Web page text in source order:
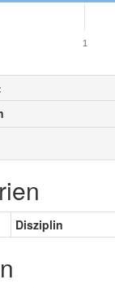
1
Disziplin